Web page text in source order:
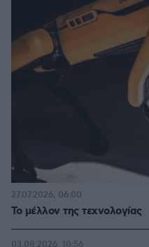
Το μέλλον της τεχνολογίας
27.07.2026, 06:00
03.08.2026, 10:56